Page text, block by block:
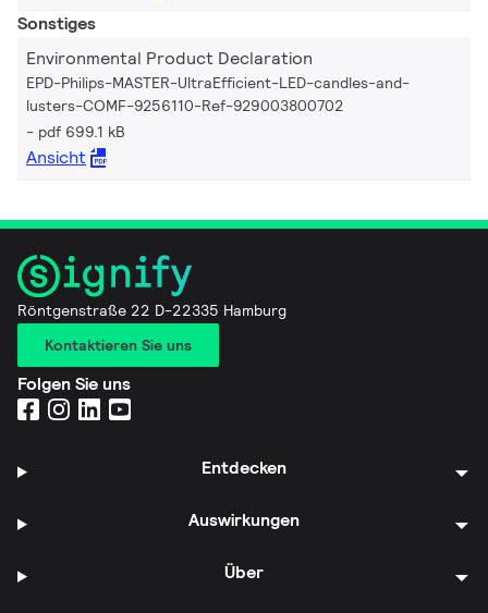
Sonstiges
Environmental Product Declaration
EPD-Philips-MASTER-UltraEfficient-LED-candles-and-
lusters-COMF-9256110-Ref-929003800702
pdf 699.1 kB
Ansicht
Röntgenstraße 22 D-22335 Hamburg
Kontaktieren Sie uns
Folgen Sie uns
Entdecken
Auswirkungen
Über